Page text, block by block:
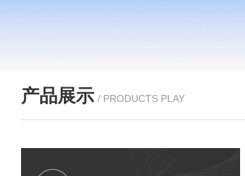
产品展示 / PRODUCTS PLAY